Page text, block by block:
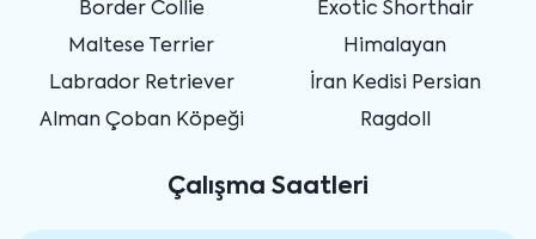
Border Collie
Maltese Terrier
Labrador Retriever
Alman Çoban Köpeği
Exotic Shorthair
Himalayan
İran Kedisi Persian
Ragdoll
Çalışma Saatleri